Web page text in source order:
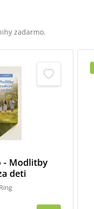
zadarmo.
- Modlitby
deti